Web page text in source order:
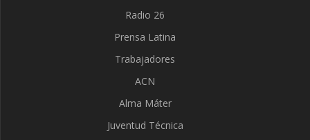
Radio 26
Prensa Latina
Trabajadores
ACN
Alma Máter
Juventud Técnica